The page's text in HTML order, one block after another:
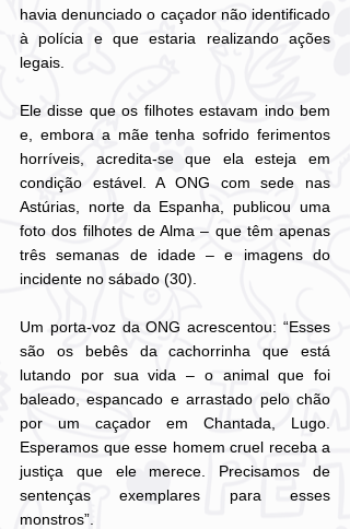
havia denunciado o caçador não identificado
à polícia e que estaria realizando ações
legais.
Ele disse que os filhotes estavam indo bem
e, embora a mãe tenha sofrido ferimentos
horríveis, acredita-se que ela esteja em
condição estável. A ONG com sede nas
Astúrias, norte da Espanha, publicou uma
foto dos filhotes de Alma – que têm apenas
três semanas de idade – e imagens do
incidente no sábado (30).
Um porta-voz da ONG acrescentou: “Esses
são os bebês da cachorrinha que está
lutando por sua vida – o animal que foi
baleado, espancado e arrastado pelo chão
por um caçador em Chantada, Lugo.
Esperamos que esse homem cruel receba a
justiça que ele merece. Precisamos de
sentenças exemplares para esses
monstros”.